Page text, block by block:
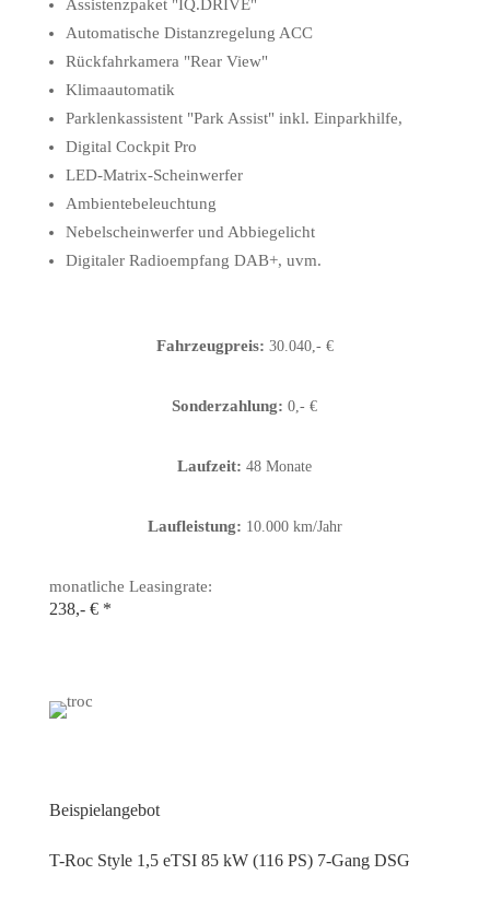
Assistenzpaket "IQ.DRIVE"
Automatische Distanzregelung ACC
Rückfahrkamera "Rear View"
Klimaautomatik
Parklenkassistent "Park Assist" inkl. Einparkhilfe,
Digital Cockpit Pro
LED-Matrix-Scheinwerfer
Ambientebeleuchtung
Nebelscheinwerfer und Abbiegelicht
Digitaler Radioempfang DAB+, uvm.
Fahrzeugpreis: 30.040,- €
Sonderzahlung:0,- €
Laufzeit:48 Monate
Laufleistung: 10.000 km/Jahr
monatliche Leasingrate:
238,- € *
Beispielangebot
T-Roc Style 1,5 eTSI 85 kW (116 PS) 7-Gang DSG